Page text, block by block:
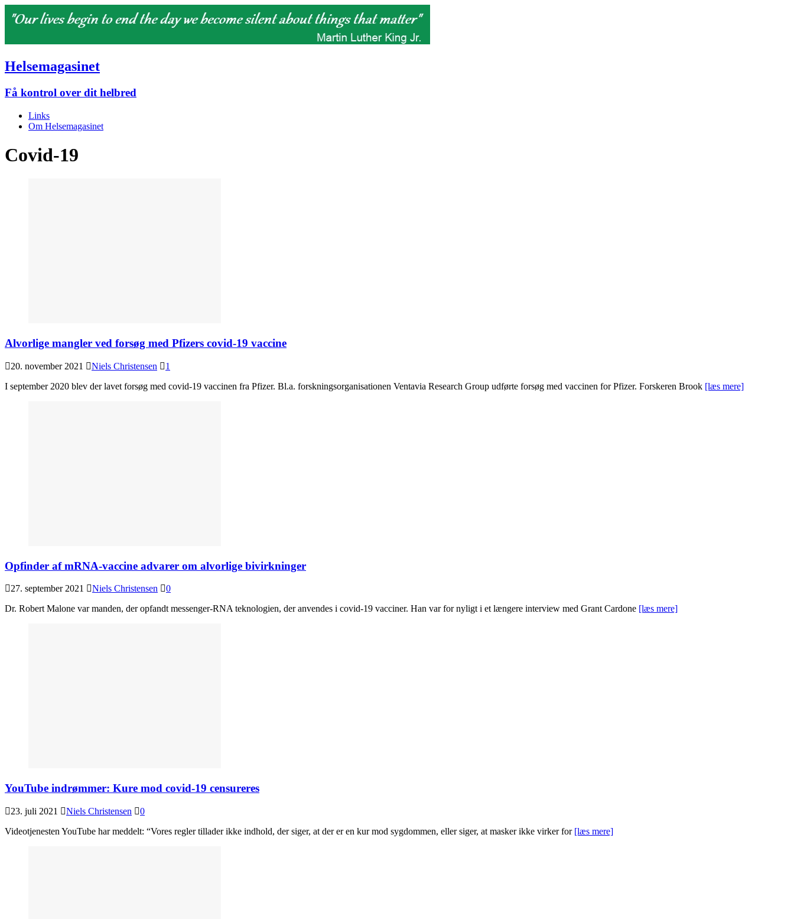
Helsemagasinet
Få kontrol over dit helbred
Links
Om Helsemagasinet
Covid-19
Alvorlige mangler ved forsøg med Pfizers covid-19 vaccine
20. november 2021 Niels Christensen
1
I september 2020 blev der lavet forsøg med covid-19 vaccinen fra Pfizer. Bl.a. forskningsorganisationen Ventavia Research Group udførte forsøg med vaccinen for Pfizer. Forskeren Brook [læs mere]
Opfinder af mRNA-vaccine advarer om alvorlige bivirkninger
27. september 2021 Niels Christensen
0
Dr. Robert Malone var manden, der opfandt messenger-RNA teknologien, der anvendes i covid-19 vacciner. Han var for nyligt i et længere interview med Grant Cardone [læs mere]
YouTube indrømmer: Kure mod covid-19 censureres
23. juli 2021 Niels Christensen
0
Videotjenesten YouTube har meddelt: “Vores regler tillader ikke indhold, der siger, at der er en kur mod sygdommen, eller siger, at masker ikke virker for [læs mere]